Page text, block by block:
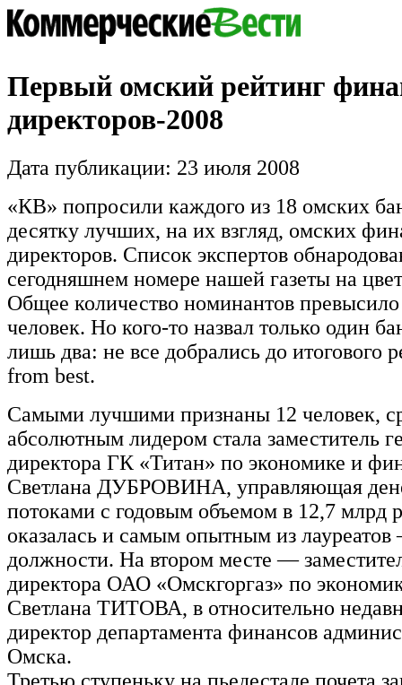
Первый омский рейтинг
директоров-2008
Дата публикации: 23 июля 2008
«КВ» попросили каждого из 18 омских
десятку лучших, на их взгляд, омских
директоров. Список экспертов
сегодняшнем номере нашей газеты на
Общее количество номинантов
человек. Но кого-то назвал только один
лишь два: не все добрались до итогового
from best.
Самыми лучшими признаны 12 человек,
абсолютным лидером стала заместитель
директора ГК «Титан» по экономике и
Светлана ДУБРОВИНА, управляющая
потоками с годовым объемом в 12,7 млрд
оказалась и самым опытным из лауреатов
должности. На втором месте —
директора ОАО «Омскгоргаз» по
Светлана ТИТОВА, в относительно
директор департамента финансов
Омска.